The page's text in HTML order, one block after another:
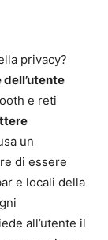
privacy?
e reti
un
di essere
e locali della
all’utente il